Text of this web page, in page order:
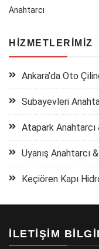
Anahtarcı
HIZMETLERIMIZ
Ankara’da Oto
Subayevleri
Atapark Anahtarcı
Uyanış Anahtarcı
Keçiören Kapı
İLETIŞIM